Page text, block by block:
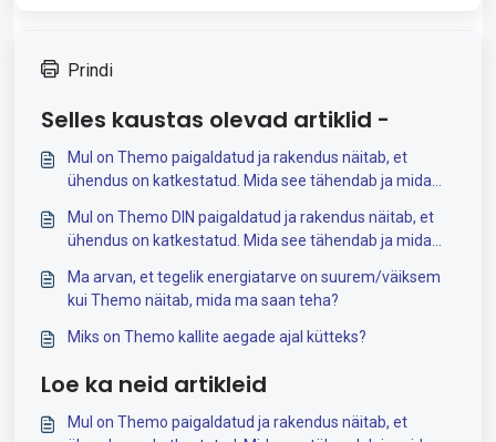
Prindi
Selles kaustas olevad artiklid -
Mul on Themo paigaldatud ja rakendus näitab, et
ühendus on katkestatud. Mida see tähendab ja mida
Mul on Themo DIN paigaldatud ja rakendus näitab, et
ühendus on katkestatud. Mida see tähendab ja mida
Ma arvan, et tegelik energiatarve on suurem/väiksem
kui Themo näitab, mida ma saan teha?
Miks on Themo kallite aegade ajal kütteks?
Loe ka neid artikleid
Mul on Themo paigaldatud ja rakendus näitab, et